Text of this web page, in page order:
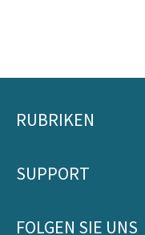
Footer
RUBRIKEN
SUPPORT
FOLGEN SIE UNS